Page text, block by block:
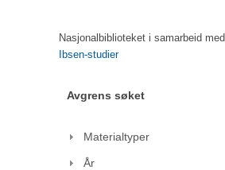
Nasjonalbiblioteket i samarbeid med
Ibsen-studier
Avgrens søket
Materialtyper
År